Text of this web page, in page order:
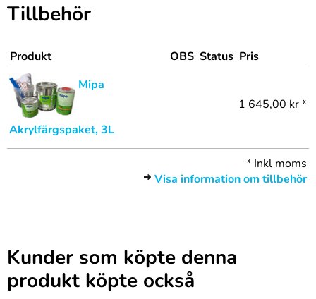
Tillbehör
Produkt OBS Status Pris
Mipa
Akrylfärgspaket, 3L
1 645,00 kr *
* Inkl moms
Visa information om tillbehör
Kunder som köpte denna
produkt köpte också